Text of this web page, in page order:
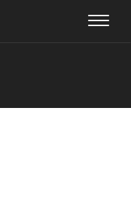
Toggle